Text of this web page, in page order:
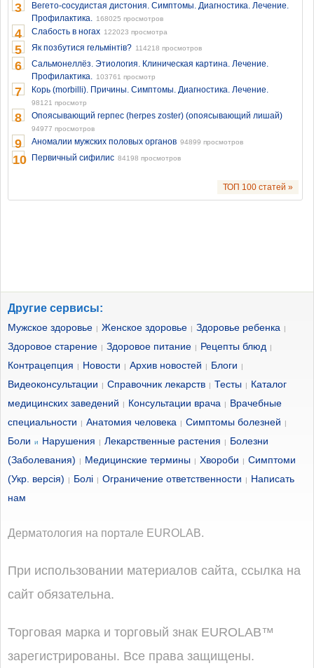
3
Вегето-сосудистая дистония. Симптомы. Диагностика. Лечение.
Профилактика. 168025 просмотров
4 Слабость в ногах 122023 просмотра
5 Як позбутися гельмінтів? 114218 просмотров
6
Сальмонеллёз. Этиология. Клиническая картина. Лечение.
Профилактика. 103761 просмотр
7 Корь (morbilli). Причины. Симптомы. Диагностика. Лечение.
98121 просмотр
8 Опоясывающий герпес (herpes zoster) (опоясывающий лишай)
94977 просмотров
9 Аномалии мужских половых органов 94899 просмотров
10 Первичный сифилис 84198 просмотров
ТОП 100 статей »
Другие сервисы:
Мужское здоровье | Женское здоровье | Здоровье ребенка |
Здоровое старение | Здоровое питание | Рецепты блюд |
Контрацепция | Новости | Архив новостей | Блоги |
Видеоконсультации | Справочник лекарств | Тесты |
Каталог
медицинских заведений
| Консультации врача |
Врачебные
специальности
| Анатомия человека | Симптомы болезней |
Боли и Нарушения | Лекарственные растения |
Болезни
(Заболевания)
| Медицинские термины | Хвороби | Симптоми
(Укр. версія)
| Болі | Ограничение ответственности |
Написать
нам
Дерматология на портале EUROLAB.
При использовании материалов сайта, ссылка на
сайт обязательна.
Торговая марка и торговый знак EUROLAB™
зарегистрированы. Все права защищены.